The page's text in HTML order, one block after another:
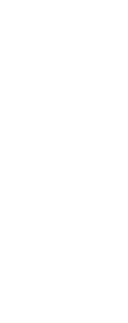
і її щоденного
і антивандального
сумніваєтеся, чи варто